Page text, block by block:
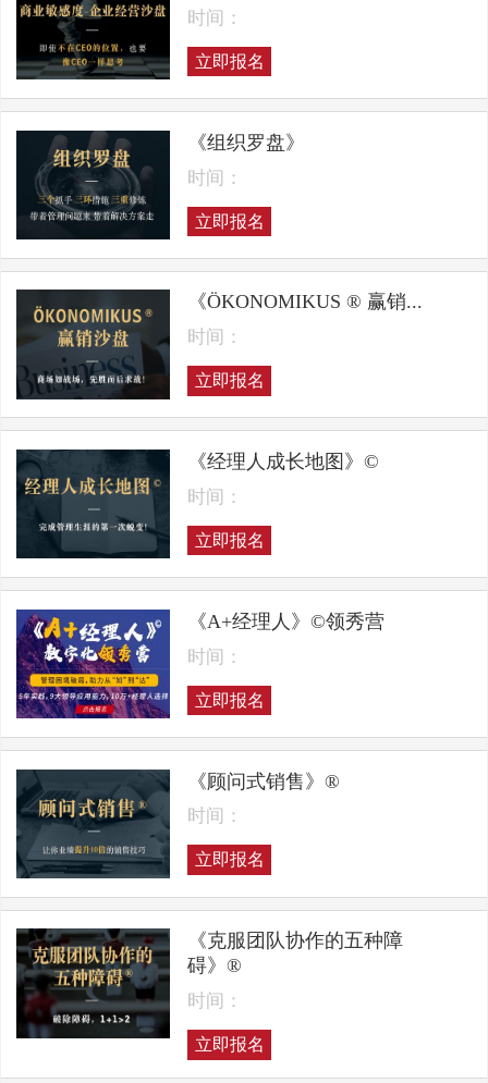
时间：
立即报名
《组织罗盘》
时间：
立即报名
《ÖKONOMIKUS ® 赢销...
时间：
立即报名
《经理人成长地图》©
时间：
立即报名
《A+经理人》©领秀营
时间：
立即报名
《顾问式销售》®
时间：
立即报名
《克服团队协作的五种障
碍》®
时间：
立即报名